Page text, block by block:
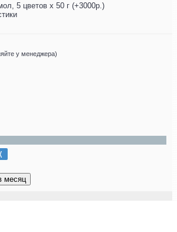
5 цветов х 50 г (+3000р.)
у менеджера)
месяц